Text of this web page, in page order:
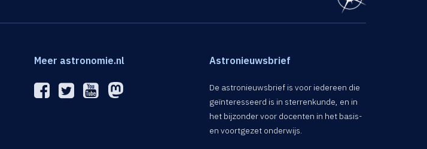
Meer astronomie.nl Astronieuwsbrief
De astronieuwsbrief is voor iedereen die
geïnteresseerd is in sterrenkunde, en in
het bijzonder voor docenten in het basis-
en voortgezet onderwijs.